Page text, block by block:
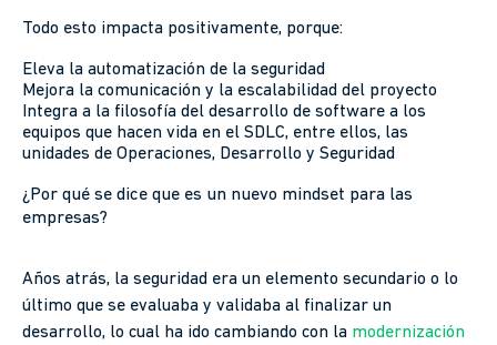
Todo esto impacta positivamente, porque:
Eleva la automatización de la seguridad
Mejora la comunicación y la escalabilidad del proyecto
Integra a la filosofía del desarrollo de software a los
equipos que hacen vida en el SDLC, entre ellos, las
unidades de Operaciones, Desarrollo y Seguridad
¿Por qué se dice que es un nuevo mindset para las
empresas?
Años atrás, la seguridad era un elemento secundario o lo
último que se evaluaba y validaba al finalizar un
desarrollo, lo cual ha ido cambiando con la modernización